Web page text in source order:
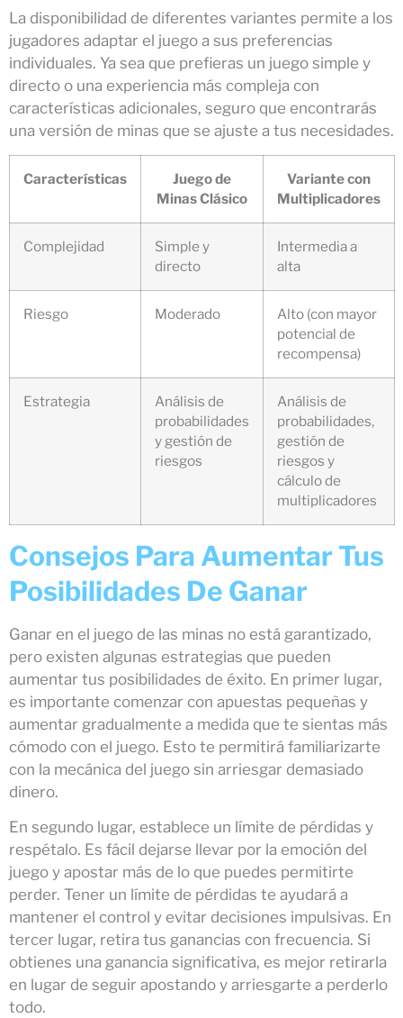
La disponibilidad de diferentes variantes permite a los
jugadores adaptar el juego a sus preferencias
individuales. Ya sea que prefieras un juego simple y
directo o una experiencia más compleja con
características adicionales, seguro que encontrarás
una versión de minas que se ajuste a tus necesidades.
Características
Juego de
Minas Clásico
Variante con
Multiplicadores
Complejidad
Simple y
directo
Intermedia a
alta
Riesgo Moderado
Alto (con mayor
potencial de
recompensa)
Estrategia
Análisis de
probabilidades
y gestión de
riesgos
Análisis de
probabilidades,
gestión de
riesgos y
cálculo de
multiplicadores
Consejos Para Aumentar Tus
Posibilidades De Ganar
Ganar en el juego de las minas no está garantizado,
pero existen algunas estrategias que pueden
aumentar tus posibilidades de éxito. En primer lugar,
es importante comenzar con apuestas pequeñas y
aumentar gradualmente a medida que te sientas más
cómodo con el juego. Esto te permitirá familiarizarte
con la mecánica del juego sin arriesgar demasiado
dinero.
En segundo lugar, establece un límite de pérdidas y
respétalo. Es fácil dejarse llevar por la emoción del
juego y apostar más de lo que puedes permitirte
perder. Tener un límite de pérdidas te ayudará a
mantener el control y evitar decisiones impulsivas. En
tercer lugar, retira tus ganancias con frecuencia. Si
obtienes una ganancia significativa, es mejor retirarla
en lugar de seguir apostando y arriesgarte a perderlo
todo.